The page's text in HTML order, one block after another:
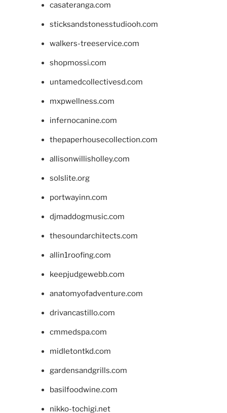
casateranga.com
sticksandstonesstudiooh.com
walkers-treeservice.com
shopmossi.com
untamedcollectivesd.com
mxpwellness.com
infernocanine.com
thepaperhousecollection.com
allisonwillisholley.com
solslite.org
portwayinn.com
djmaddogmusic.com
thesoundarchitects.com
allin1roofing.com
keepjudgewebb.com
anatomyofadventure.com
drivancastillo.com
cmmedspa.com
midletontkd.com
gardensandgrills.com
basilfoodwine.com
nikko-tochigi.net